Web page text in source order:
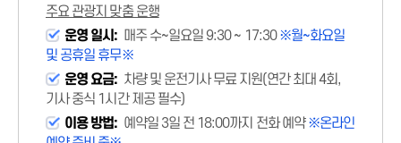
주요 관광지 맞춤 운행
운영 일시: 매주 수~일요일 9:30 ~ 17:30※월~화요일
및 공휴일 휴무※
운영 요금: 차량 및 운전기사 무료 지원(연간 최대 4회,
기사 중식 1시간 제공 필수)
이용 방법: 예약일 3일 전 18:00까지 전화 예약※온라인